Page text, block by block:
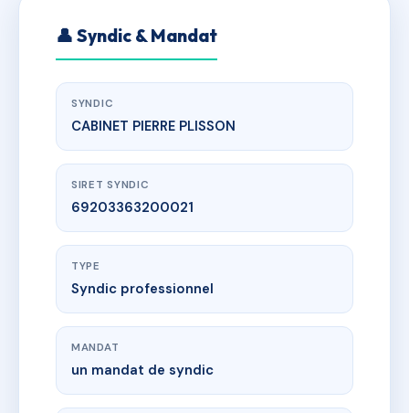
👤 Syndic & Mandat
SYNDIC
CABINET PIERRE PLISSON
SIRET SYNDIC
69203363200021
TYPE
Syndic professionnel
MANDAT
un mandat de syndic